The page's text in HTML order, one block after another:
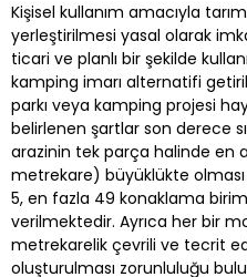
Kişisel kullanım amacıyla
yerleştirilmesi yasal olarak
ticari ve planlı bir şekilde
kamping imarı alternatifi
parkı veya kamping projesi
belirlenen şartlar son derece
arazinin tek parça halinde en
metrekare) büyüklükte
5, en fazla 49 konaklama
verilmektedir. Ayrıca her bir
metrekarelik çevrili ve tecrit
oluşturulması zorunluluğu